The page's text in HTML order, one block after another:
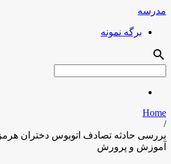
مدرسه
برگه نمونه
search
Home
/
بررسی حادثه تصادف اتوبوس دختران
آموزش و پرورش